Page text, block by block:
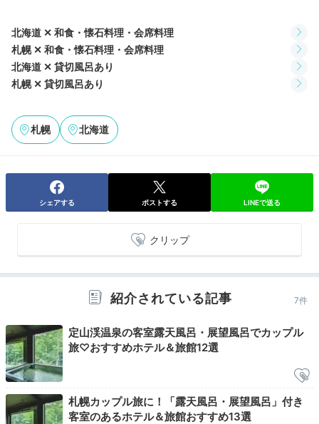
Onsen
06:30
朝の目覚めに
温泉を楽しもう！
展望風呂付和洋室ツイン風呂① 展
露天風呂付きの客室なら、朝一番のお風呂も人の目を気
にすることなく楽しめます。中には、深さわずか6cmほ
どの寝湯が付いた部屋も。楽な体勢で湯浴みができます
よ。心地よい朝日を浴びながら、爽やかな朝の目覚めを
促して。
北海道 ✕ 和食・懐石料理・会席料理
札幌 ✕ 和食・懐石料理・会席料理
北海道 ✕ 貸切風呂あり
札幌 ✕ 貸切風呂あり
札幌 北海道
シェアする ポストする LINEで送る
クリップ
紹介されている記事 7件
定山渓温泉の客室露天風呂・展望風呂でカップル
旅♡おすすめホテル＆旅館12選
札幌カップル旅に！「露天風呂・展望風呂」付き
客室のあるホテル＆旅館おすすめ13選